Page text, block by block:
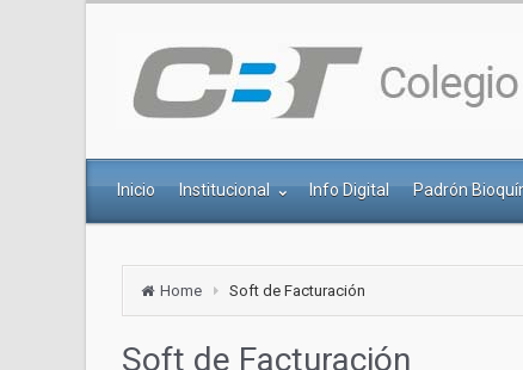
Inicio Institucional Info Digital Padrón
Home Soft de Facturación
Soft de Facturación